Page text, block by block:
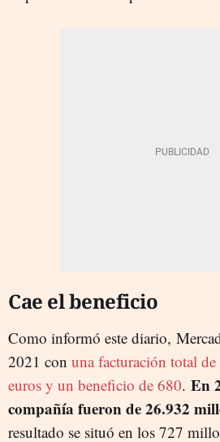
Cae el beneficio
Como informó este diario,
2021 con una facturación total
euros y un beneficio de 680. En
compañía fueron de 26.932
resultado se situó en los 727